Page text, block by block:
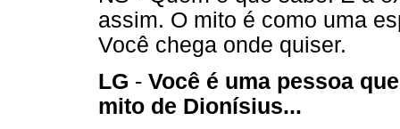
assim. O mito é como uma
Você chega onde quiser.
LG - Você é uma pessoa
mito de Dionísius...